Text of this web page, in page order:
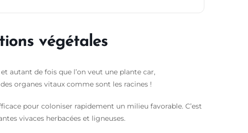
végétales
autant de fois que l’on veut une plante car,
organes vitaux comme sont les racines !
pour coloniser rapidement un milieu favorable. C’est
vivaces herbacées et ligneuses.